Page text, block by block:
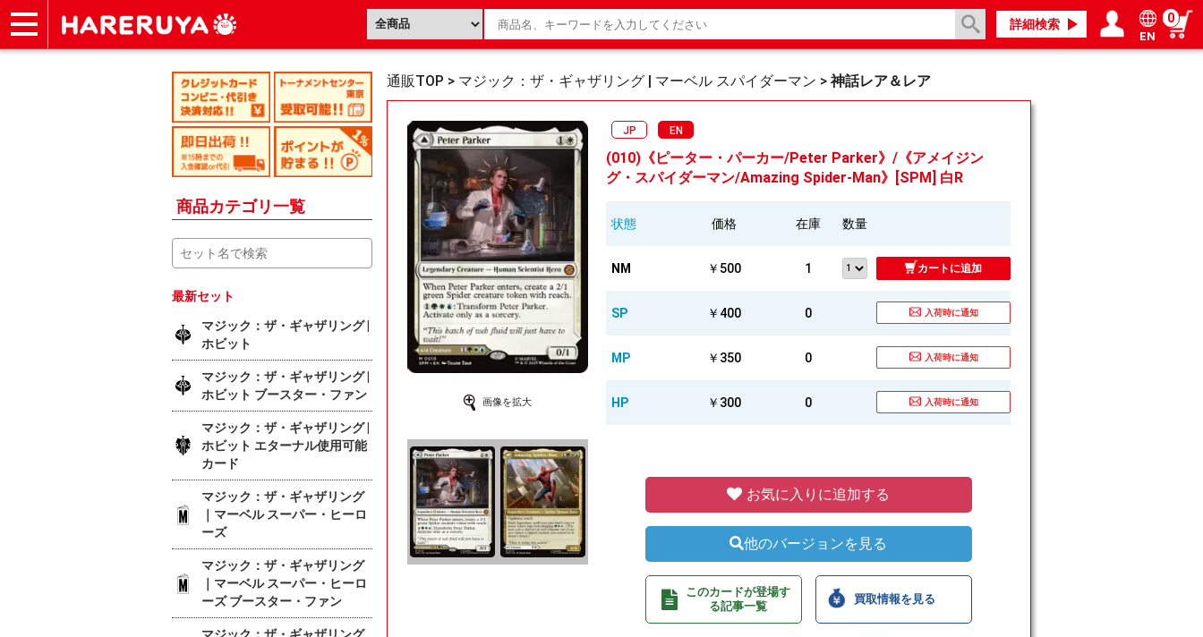
詳細検索
EN
0
商品カテゴリ一覧
通販TOP > マジック：ザ・ギャザリング | マーベル スパイダーマン > 神話レア＆レア
画像を拡大
JP EN
(010)《ピーター・パーカー/Peter Parker》/《アメイジン
グ・スパイダーマン/Amazing Spider-Man》[SPM] 白R
状態 価格 在庫 数量
NM ￥500 1 カートに追加
SP ￥400 0 入荷時に通知
MP ￥350 0 入荷時に通知
HP ￥300 0 入荷時に通知
お気に入りに追加する
他のバージョンを見る
このカードが登場す
る記事一覧
買取情報を見る